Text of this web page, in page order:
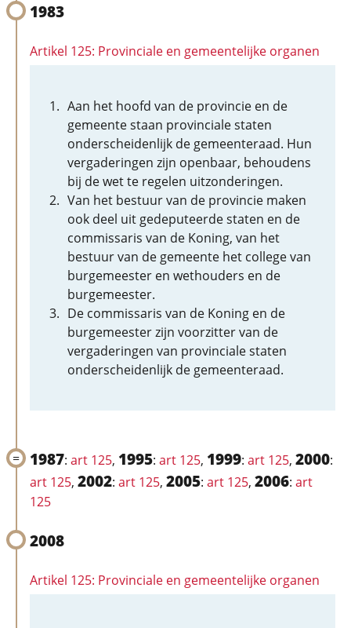
1983
Artikel 125: Provinciale en gemeentelijke organen
Aan het hoofd van de provincie en de
gemeente staan provinciale staten
onderscheidenlijk de gemeenteraad. Hun
vergaderingen zijn openbaar, behoudens
bij de wet te regelen uitzonderingen.
Van het bestuur van de provincie maken
ook deel uit gedeputeerde staten en de
commissaris van de Koning, van het
bestuur van de gemeente het college van
burgemeester en wethouders en de
burgemeester.
De commissaris van de Koning en de
burgemeester zijn voorzitter van de
vergaderingen van provinciale staten
onderscheidenlijk de gemeenteraad.
1987: art 125, 1995: art 125, 1999: art 125, 2000:
art 125, 2002: art 125, 2005: art 125, 2006: art
125
2008
Artikel 125: Provinciale en gemeentelijke organen